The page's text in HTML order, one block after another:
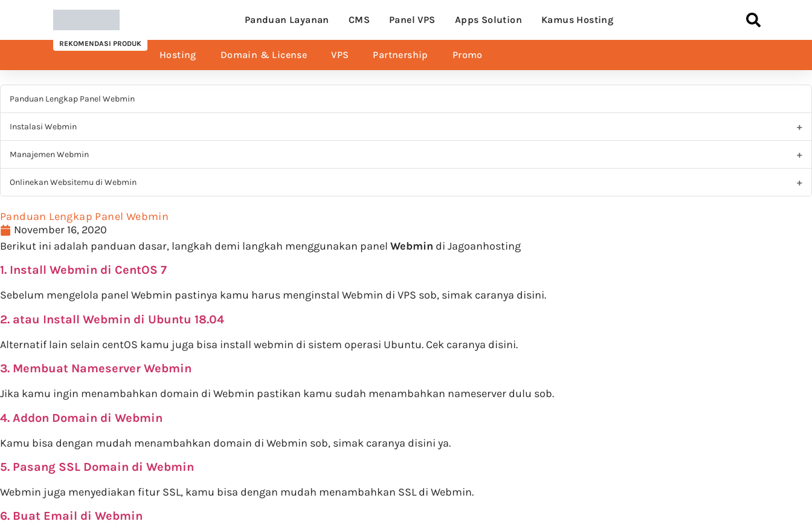
Panduan Layanan CMS Panel VPS Apps Solution Kamus Hosting
REKOMENDASI PRODUK
Hosting Domain & License VPS Partnership Promo
Panduan Lengkap Panel Webmin
Instalasi Webmin
Manajemen Webmin
Onlinekan Websitemu di Webmin
Panduan Lengkap Panel Webmin
November 16, 2020
Berikut ini adalah panduan dasar, langkah demi langkah menggunakan panel Webmin di Jagoanhosting
1. Install Webmin di CentOS 7
Sebelum mengelola panel Webmin pastinya kamu harus menginstal Webmin di VPS sob, simak caranya disini.
2. atau Install Webmin di Ubuntu 18.04
Alternatif lain selain centOS kamu juga bisa install webmin di sistem operasi Ubuntu. Cek caranya disini.
3. Membuat Nameserver Webmin
Jika kamu ingin menambahkan domain di Webmin pastikan kamu sudah menambahkan nameserver dulu sob.
4. Addon Domain di Webmin
Kamu bisa dengan mudah menambahkan domain di Webmin sob, simak caranya disini ya.
5. Pasang SSL Domain di Webmin
Webmin juga menyediakan fitur SSL, kamu bisa dengan mudah menambahkan SSL di Webmin.
6. Buat Email di Webmin